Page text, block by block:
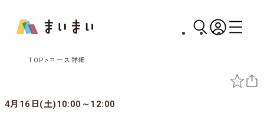
TOP コース詳細
4月16日(土)10:00～12:00